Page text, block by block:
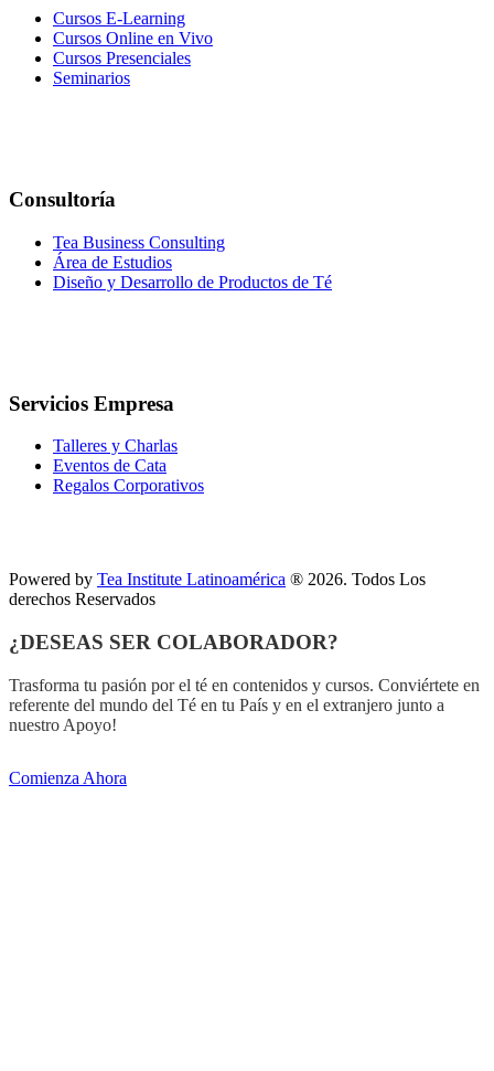
Cursos E-Learning
Cursos Online en Vivo
Cursos Presenciales
Seminarios
Consultoría
Tea Business Consulting
Área de Estudios
Diseño y Desarrollo de Productos de Té
Servicios Empresa
Talleres y Charlas
Eventos de Cata
Regalos Corporativos
Powered by Tea Institute Latinoamérica ® 2026. Todos Los
derechos Reservados
¿DESEAS SER COLABORADOR?
Trasforma tu pasión por el té en contenidos y cursos. Conviértete en
referente del mundo del Té en tu País y en el extranjero junto a
nuestro Apoyo!
Comienza Ahora